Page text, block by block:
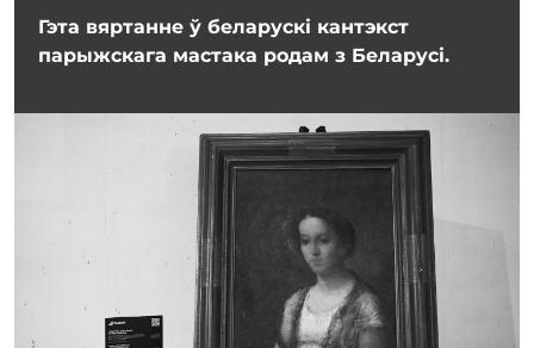
Гэта вяртанне ў беларускі кантэкст
парыжскага мастака родам з Беларусі.